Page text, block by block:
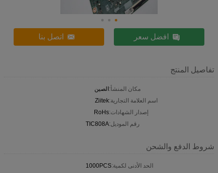
افضل سعر اتصل بنا
تفاصيل المنتج
مكان المنشأ:الصين
اسم العلامة التجارية:Ziitek
إصدار الشهادات:RoHs
رقم الموديل:TIC808A
شروط الدفع والشحن
الحد الأدنى لكمية:1000PCS